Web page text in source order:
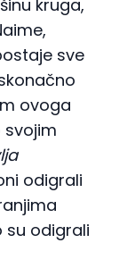
kruga,
sve
ovoga
svojim
odigrali
su odigrali